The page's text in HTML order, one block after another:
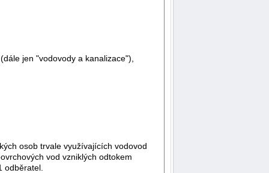
jen "vodovody a kanalizace"),
osob trvale využívajících vodovod
vod vzniklých odtokem
odběratel.